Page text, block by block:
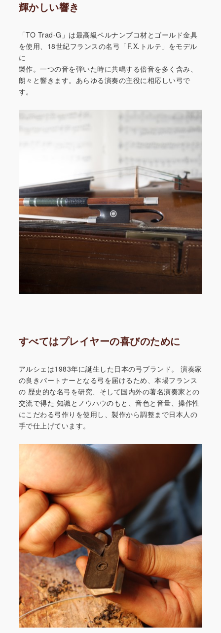
輝かしい響き
「TO Trad-G」は最高級ペルナンブコ材とゴールド金具
を使用、18世紀フランスの名弓「F.X.トルテ」をモデル
に
製作。一つの音を弾いた時に共鳴する倍音を多く含み、
朗々と響きます。あらゆる演奏の主役に相応しい弓で
す。
すべてはプレイヤーの喜びのために
アルシェは1983年に誕生した日本の弓ブランド。
演奏家
の良きパートナーとなる弓を届けるため、本場フランス
の 歴史的な名弓を研究、そして国内外の著名演奏家との
交流で得た 知識とノウハウのもと、音色と音量、操作性
にこだわる弓作りを使用し、製作から調整まで日本人の
手で仕上げています。